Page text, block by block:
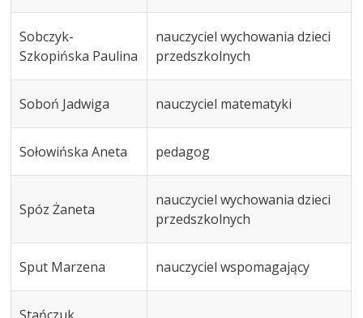
Sobczyk-
Szkopińska Paulina
nauczyciel wychowania dzieci
przedszkolnych
Soboń Jadwiga nauczyciel matematyki
Sołowińska Aneta pedagog
Spóz Żaneta
nauczyciel wychowania dzieci
przedszkolnych
Sput Marzena nauczyciel wspomagający